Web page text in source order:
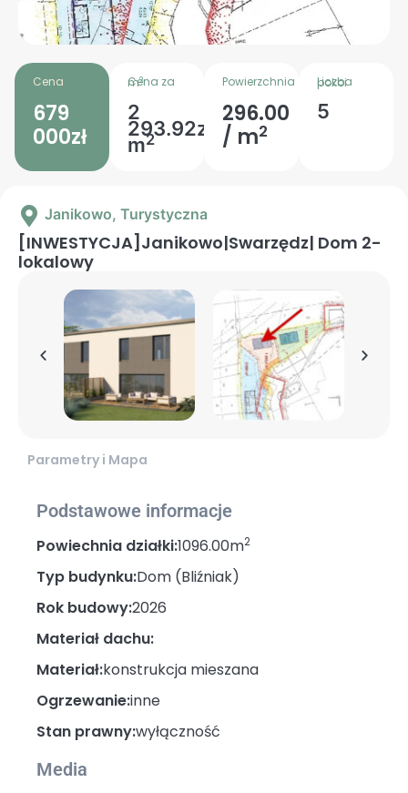
Cena
679
000zł
Cena za m2
2
293.92zł
m2
Powierzchnia
296.00
/ m2
Liczba pokoi
5
Janikowo, Turystyczna
[INWESTYCJA]Janikowo|Swarzędz| Dom 2-
lokalowy
Parametry i Mapa
Podstawowe informacje
Powiechnia działki:1096.00m2
Typ budynku:Dom (Bliźniak)
Rok budowy:2026
Materiał dachu:
Materiał:konstrukcja mieszana
Ogrzewanie:inne
Stan prawny:wyłączność
Media